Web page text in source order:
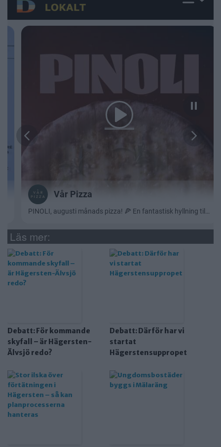
Läs mer:
Debatt: För kommande
skyfall – är Hägersten-
Älvsjö redo?
Debatt: Därför har vi
startat
Hägerstensuppropet